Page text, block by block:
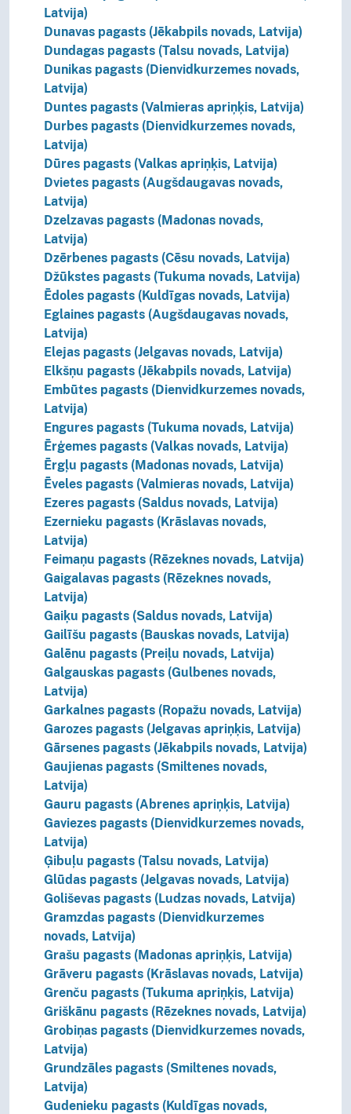
Latvija)
Dunavas pagasts (Jēkabpils novads, Latvija)
Dundagas pagasts (Talsu novads, Latvija)
Dunikas pagasts (Dienvidkurzemes novads,
Latvija)
Duntes pagasts (Valmieras apriņķis, Latvija)
Durbes pagasts (Dienvidkurzemes novads,
Latvija)
Dūres pagasts (Valkas apriņķis, Latvija)
Dvietes pagasts (Augšdaugavas novads,
Latvija)
Dzelzavas pagasts (Madonas novads,
Latvija)
Dzērbenes pagasts (Cēsu novads, Latvija)
Džūkstes pagasts (Tukuma novads, Latvija)
Ēdoles pagasts (Kuldīgas novads, Latvija)
Eglaines pagasts (Augšdaugavas novads,
Latvija)
Elejas pagasts (Jelgavas novads, Latvija)
Elkšņu pagasts (Jēkabpils novads, Latvija)
Embūtes pagasts (Dienvidkurzemes novads,
Latvija)
Engures pagasts (Tukuma novads, Latvija)
Ērģemes pagasts (Valkas novads, Latvija)
Ērgļu pagasts (Madonas novads, Latvija)
Ēveles pagasts (Valmieras novads, Latvija)
Ezeres pagasts (Saldus novads, Latvija)
Ezernieku pagasts (Krāslavas novads,
Latvija)
Feimaņu pagasts (Rēzeknes novads, Latvija)
Gaigalavas pagasts (Rēzeknes novads,
Latvija)
Gaiķu pagasts (Saldus novads, Latvija)
Gailīšu pagasts (Bauskas novads, Latvija)
Galēnu pagasts (Preiļu novads, Latvija)
Galgauskas pagasts (Gulbenes novads,
Latvija)
Garkalnes pagasts (Ropažu novads, Latvija)
Garozes pagasts (Jelgavas apriņķis, Latvija)
Gārsenes pagasts (Jēkabpils novads, Latvija)
Gaujienas pagasts (Smiltenes novads,
Latvija)
Gauru pagasts (Abrenes apriņķis, Latvija)
Gaviezes pagasts (Dienvidkurzemes novads,
Latvija)
Ģibuļu pagasts (Talsu novads, Latvija)
Glūdas pagasts (Jelgavas novads, Latvija)
Goliševas pagasts (Ludzas novads, Latvija)
Gramzdas pagasts (Dienvidkurzemes
novads, Latvija)
Grašu pagasts (Madonas apriņķis, Latvija)
Grāveru pagasts (Krāslavas novads, Latvija)
Grenču pagasts (Tukuma apriņķis, Latvija)
Griškānu pagasts (Rēzeknes novads, Latvija)
Grobiņas pagasts (Dienvidkurzemes novads,
Latvija)
Grundzāles pagasts (Smiltenes novads,
Latvija)
Gudenieku pagasts (Kuldīgas novads,